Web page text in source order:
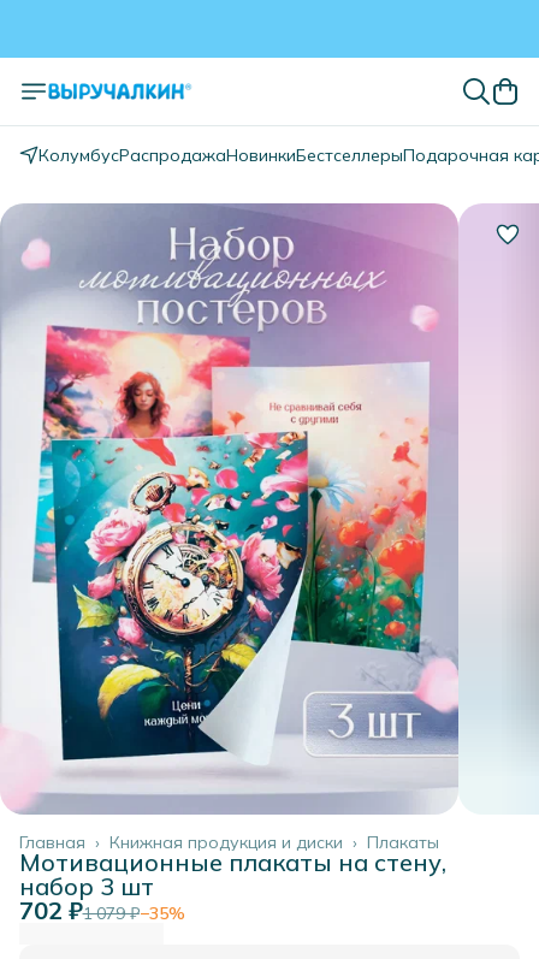
КолумбусРаспродажаНовинкиБестселлерыПодарочная
Плакаты
Книжная продукция и диски ›
Главная ›
Мотивационные плакаты на стену,
набор 3 шт
702 ₽1 079 ₽−35%